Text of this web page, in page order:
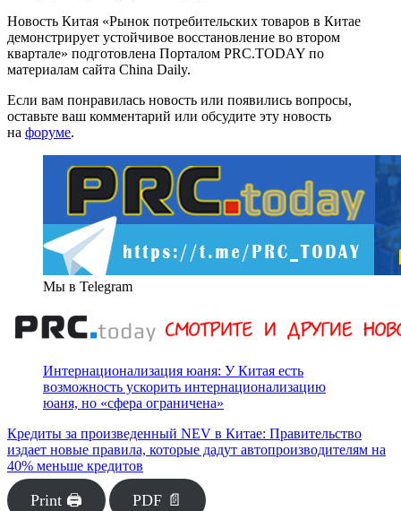
Новость Китая «Рынок потребительских товаров в Китае
демонстрирует устойчивое восстановление во втором
квартале» подготовлена Порталом PRC.TODAY по
материалам сайта China Daily.
Если вам понравилась новость или появились вопросы,
оставьте ваш комментарий или обсудите эту новость
на форуме.
Мы в Telegram
Интернационализация юаня: У Китая есть
возможность ускорить интернационализацию
юаня, но «сфера ограничена»
Кредиты за произведенный NEV в Китае: Правительство
издает новые правила, которые дадут автопроизводителям на
40% меньше кредитов
Print 🖨 PDF 📄